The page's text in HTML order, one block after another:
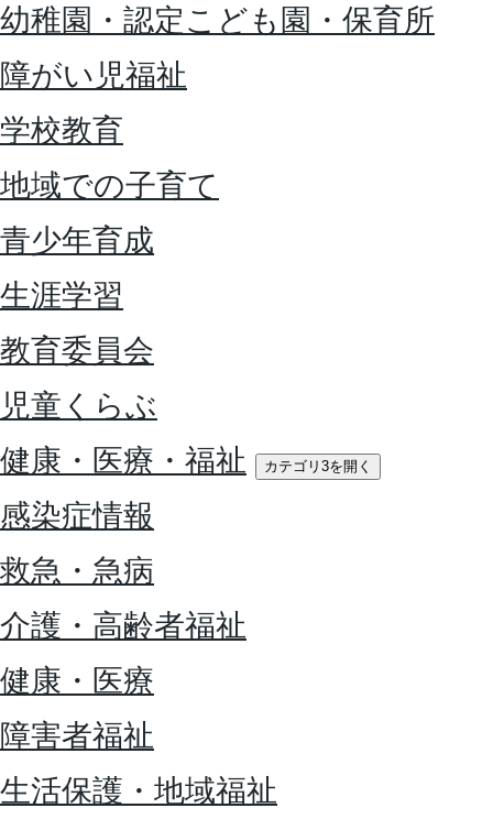
幼稚園・認定こども園・保育所
障がい児福祉
学校教育
地域での子育て
青少年育成
生涯学習
教育委員会
児童くらぶ
健康・医療・福祉
カテゴリ3を開く
感染症情報
救急・急病
介護・高齢者福祉
健康・医療
障害者福祉
生活保護・地域福祉